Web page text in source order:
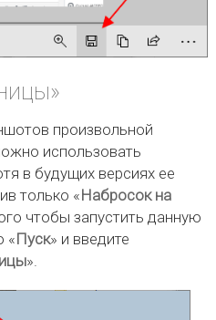
произвольной
использовать
в будущих версиях ее
только «Набросок на
чтобы запустить данную
«Пуск» и введите
».